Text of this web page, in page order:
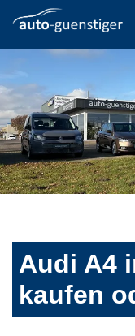
Audi A4
kaufen